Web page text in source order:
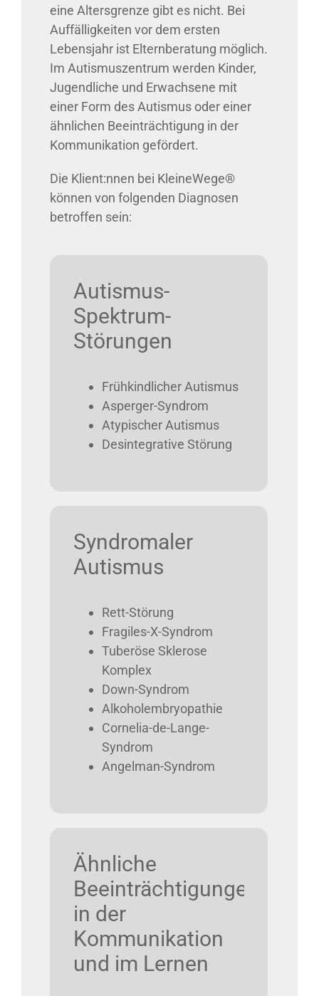
eine Altersgrenze gibt es nicht. Bei
Auffälligkeiten vor dem ersten
Lebensjahr ist Elternberatung möglich.
Im Autismuszentrum werden Kinder,
Jugendliche und Erwachsene mit
einer Form des Autismus oder einer
ähnlichen Beeinträchtigung in der
Kommunikation gefördert.
Die Klient:nnen bei KleineWege®
können von folgenden Diagnosen
betroffen sein:
Autismus-
Spektrum-
Störungen
Frühkindlicher Autismus
Asperger-Syndrom
Atypischer Autismus
Desintegrative Störung
Syndromaler
Autismus
Rett-Störung
Fragiles-X-Syndrom
Tuberöse Sklerose
Komplex
Down-Syndrom
Alkoholembryopathie
Cornelia-de-Lange-
Syndrom
Angelman-Syndrom
Ähnliche
Beeinträchtigungen
in der
Kommunikation
und im Lernen